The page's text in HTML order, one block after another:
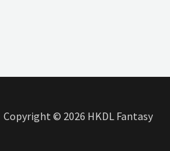
Copyright © 2026 HKDL Fantasy